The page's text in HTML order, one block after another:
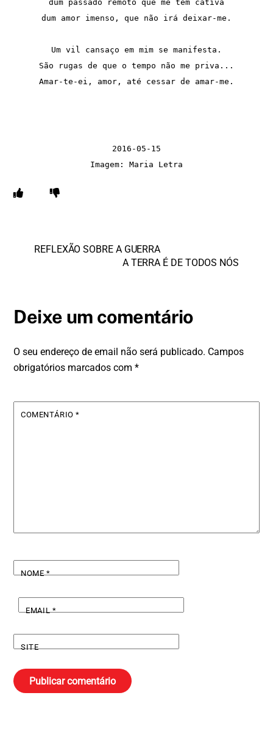
dum passado remoto que me tem cativa
dum amor imenso, que não irá deixar-me.
Um vil cansaço em mim se manifesta.
São rugas de que o tempo não me priva...
Amar-te-ei, amor, até cessar de amar-me.
2016-05-15
Imagem: Maria Letra
REFLEXÃO SOBRE A GUERRA
A TERRA É DE TODOS NÓS
Deixe um comentário
O seu endereço de email não será publicado. Campos
obrigatórios marcados com*
COMENTÁRIO*
NOME*
EMAIL*
SITE